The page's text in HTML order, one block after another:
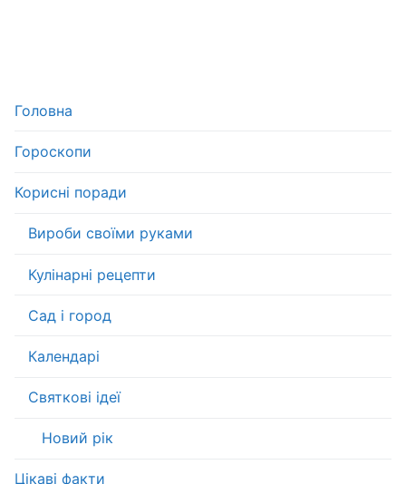
Головна
Гороскопи
Корисні поради
Вироби своїми руками
Кулінарні рецепти
Сад і город
Календарі
Святкові ідеї
Новий рік
Цікаві факти